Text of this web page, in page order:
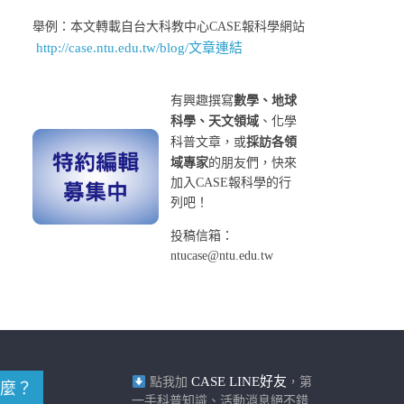
舉例：本文轉載自台大科教中心CASE報科學網站
http://case.ntu.edu.tw/blog/文章連結
有興趣撰寫數學、地球
科學、天文領域 、化學
科普文章，或採訪各領
域專家的朋友們，快來
加入CASE報科學的行
列吧！
投稿信箱：
ntucase@ntu.edu.tw
？ 點我加 CASE LINE好友 ，第
一手科普知識、活動消息絕不錯